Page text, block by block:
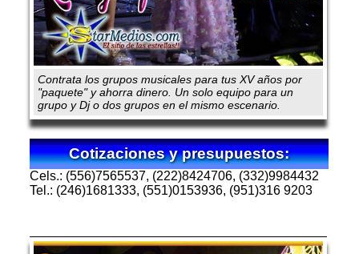
Contrata los grupos musicales para tus XV años por
"paquete" y ahorra dinero. Un solo equipo para un
grupo y Dj o dos grupos en el mismo escenario.
Cotizaciones y presupuestos:
Cels.: (556)7565537, (222)8424706, (332)9984432
Tel.: (246)1681333, (551)0153936, (951)316 9203